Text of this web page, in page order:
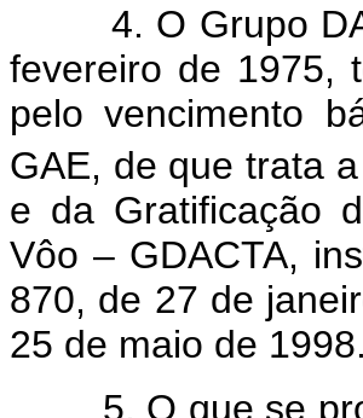
4. O Grupo
fevereiro de 1975,
pelo vencimento
GAE, de que trata
e da Gratificação
Vôo – GDACTA,
870, de 27 de
25 de maio de 1998.
5. O que se